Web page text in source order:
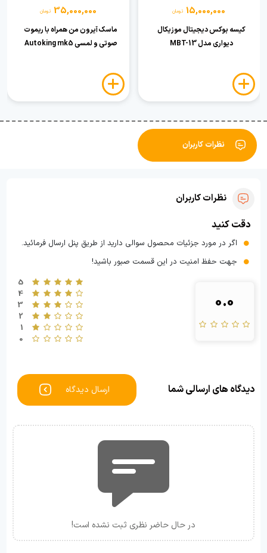
15,000,000 تومان
کیسه بوکس دیجیتال موزیکال
دیواری مدل MBT-13
35,000,000 تومان
ماسک آیرون من همراه با ریموت
صوتی و لمسی Autoking mk5
نظرات کاربران
نظرات کاربران
دقت کنید
اگر در مورد جزئیات محصول سوالی دارید از طریق پنل ارسال فرمائید.
جهت حفظ امنیت در این قسمت صبور باشید!
0.0
5
4
3
2
1
0
دیدگاه های ارسالی شما ارسال دیدگاه
در حال حاضر نظری ثبت نشده است!